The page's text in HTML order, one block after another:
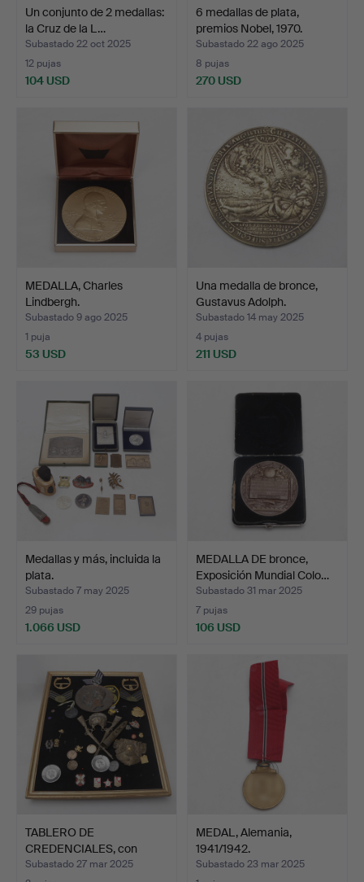
Un conjunto de 2 medallas:
la Cruz de la L…
Subastado 22 oct 2025
12 pujas
104 USD
6 medallas de plata,
premios Nobel, 1970.
Subastado 22 ago 2025
8 pujas
270 USD
MEDALLA, Charles
Lindbergh.
Subastado 9 ago 2025
1 puja
53 USD
Una medalla de bronce,
Gustavus Adolph.
Subastado 14 may 2025
4 pujas
211 USD
Medallas y más, incluida la
plata.
Subastado 7 may 2025
29 pujas
1.066 USD
MEDALLA DE bronce,
Exposición Mundial Colo…
Subastado 31 mar 2025
7 pujas
106 USD
TABLERO DE
CREDENCIALES, con
insignias.
Subastado 27 mar 2025
MEDAL, Alemania,
1941/1942.
Subastado 23 mar 2025